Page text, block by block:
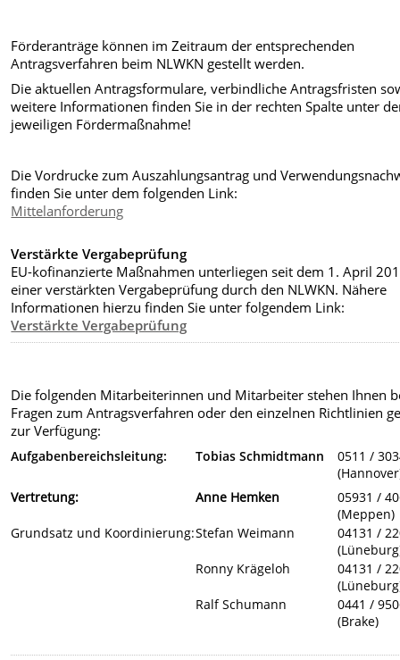
Förderanträge können im Zeitraum der entsprechenden
Antragsverfahren beim NLWKN gestellt werden.
Die aktuellen Antragsformulare, verbindliche Antragsfristen
weitere Informationen finden Sie in der rechten Spalte unter
jeweiligen Fördermaßnahme!
Die Vordrucke zum Auszahlungsantrag und
finden Sie unter dem folgenden Link:
Mittelanforderung
Verstärkte Vergabeprüfung
EU-kofinanzierte Maßnahmen unterliegen seit dem 1. April
einer verstärkten Vergabeprüfung durch den NLWKN. Nähere
Informationen hierzu finden Sie unter folgendem Link:
Verstärkte Vergabeprüfung
Die folgenden Mitarbeiterinnen und Mitarbeiter stehen Ihnen
Fragen zum Antragsverfahren oder den einzelnen Richtlinien
zur Verfügung:
Aufgabenbereichsleitung: Tobias Schmidtmann
0511 /
Vertretung:
Anne Hemken
05931 /
(Meppen)
Grundsatz und Koordinierung:Stefan Weimann
04131 /
Ronny Krägeloh
04131 /
Ralf Schumann
0441 /
(Brake)